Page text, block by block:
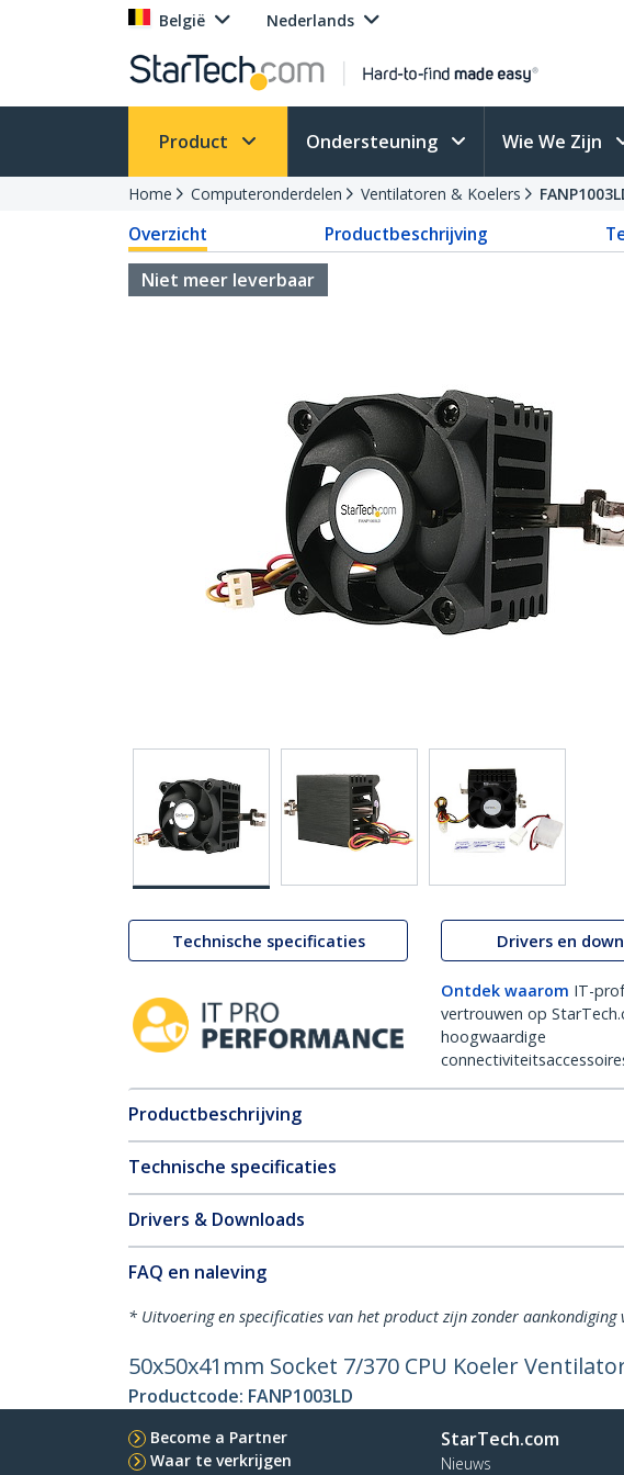
België Nederlands
Product Ondersteuning Wie We Zijn
Home Computeronderdelen Ventilatoren & Koelers
Overzicht Productbeschrijving
Niet meer leverbaar
Technische specificaties Drivers en
Ontdek waarom IT-
vertrouwen op
hoogwaardige
Productbeschrijving
Technische specificaties
Drivers & Downloads
FAQ en naleving
* Uitvoering en specificaties van het product zijn zonder aankondiging
50x50x41mm Socket 7/370 CPU Koeler
Productcode: FANP1003LD
Become a Partner
Waar te verkrijgen
StarTech.com
Nieuws